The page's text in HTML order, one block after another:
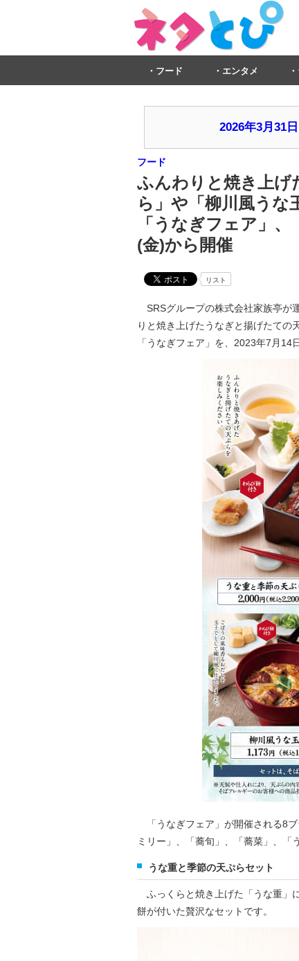
フード エンタメ
2026年3月31
フード
ふんわりと焼き上げ
ら」や「柳川風うな
「うなぎフェア」
(金)から開催
リスト
SRSグループの株式会社家族亭が
りと焼き上げたうなぎと揚げたての
「うなぎフェア」を、2023年7月14
「うなぎフェア」が開催される8
ミリー」、「蕎旬」、「蕎菜」、「
うな重と季節の天ぷらセット
ふっくらと焼き上げた「うな重」
餅が付いた贅沢なセットです。